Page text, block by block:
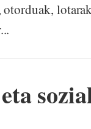
otorduak,